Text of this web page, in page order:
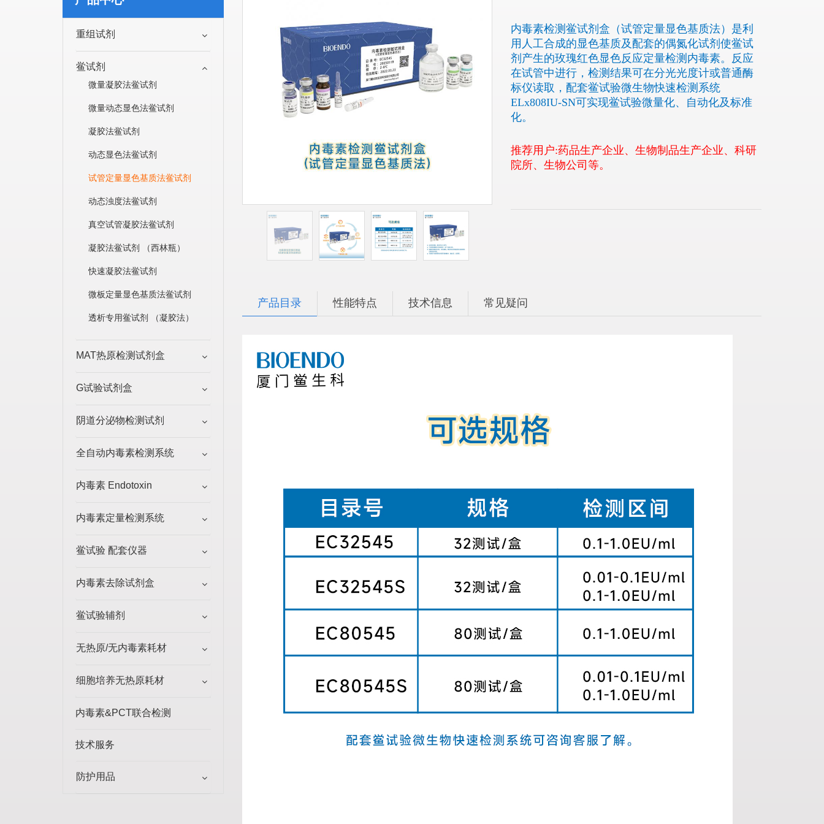
内毒素检测鲎试剂盒（试管定量显色基质法）是利
用人工合成的显色基质及配套的偶氮化试剂使鲎试
剂产生的玫瑰红色显色反应定量检测内毒素。反应
在试管中进行，检测结果可在分光光度计或普通酶
标仪读取，配套鲎试验微生物快速检测系统
ELx808IU-SN可实现鲎试验微量化、自动化及标准
化。
推荐用户:药品生产企业、生物制品生产企业、科研
院所、生物公司等。
产品目录 性能特点 技术信息 常见疑问
重组试剂
鲎试剂
微量凝胶法鲎试剂
微量动态显色法鲎试剂
凝胶法鲎试剂
动态显色法鲎试剂
试管定量显色基质法鲎试剂
动态浊度法鲎试剂
真空试管凝胶法鲎试剂
凝胶法鲎试剂 （西林瓶）
快速凝胶法鲎试剂
微板定量显色基质法鲎试剂
透析专用鲎试剂 （凝胶法）
MAT热原检测试剂盒
G试验试剂盒
阴道分泌物检测试剂
全自动内毒素检测系统
内毒素 Endotoxin
内毒素定量检测系统
鲎试验 配套仪器
内毒素去除试剂盒
鲎试验辅剂
无热原/无内毒素耗材
细胞培养无热原耗材
内毒素&PCT联合检测
技术服务
防护用品